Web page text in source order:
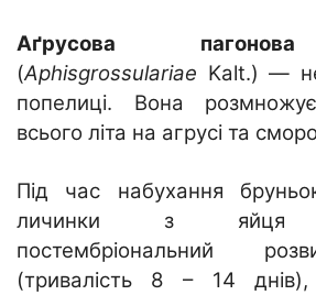
Аґрусова
(Aphisgrossulariae Kalt.) —
попелиці. Вона
всього літа на агрусі та
Під час набухання
личинки з яйця
постембріональний
(тривалість 8 – 14